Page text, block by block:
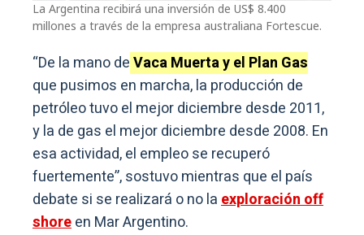
La Argentina recibirá una inversión de US$ 8.400
millones a través de la empresa australiana Fortescue.
“De la mano deVaca Muerta y el Plan Gas
que pusimos en marcha, la producción de
petróleo tuvo el mejor diciembre desde 2011,
y la de gas el mejor diciembre desde 2008. En
esa actividad, el empleo se recuperó
fuertemente”, sostuvo mientras que el país
debate si se realizará o no laexploración off
shoreen Mar Argentino.